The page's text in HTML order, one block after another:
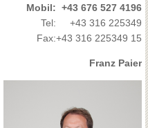
Mobil: +43 676 527 4196
Tel:
+43 316 225349
Fax:+43 316 225349 15
Franz Paier